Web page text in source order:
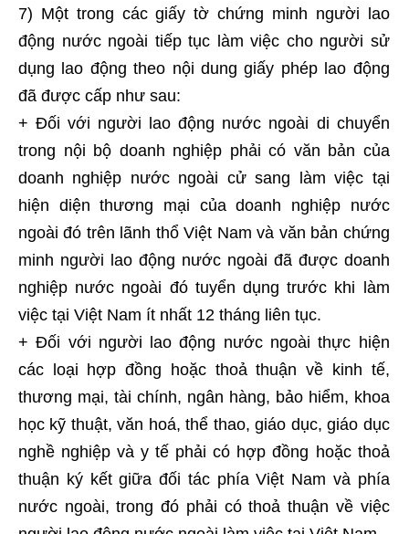
7) Một trong các giấy tờ chứng minh người lao
động nước ngoài tiếp tục làm việc cho người sử
dụng lao động theo nội dung giấy phép lao động
đã được cấp như sau:
+ Đối với người lao động nước ngoài di chuyển
trong nội bộ doanh nghiệp phải có văn bản của
doanh nghiệp nước ngoài cử sang làm việc tại
hiện diện thương mại của doanh nghiệp nước
ngoài đó trên lãnh thổ Việt Nam và văn bản chứng
minh người lao động nước ngoài đã được doanh
nghiệp nước ngoài đó tuyển dụng trước khi làm
việc tại Việt Nam ít nhất 12 tháng liên tục.
+ Đối với người lao động nước ngoài thực hiện
các loại hợp đồng hoặc thoả thuận về kinh tế,
thương mại, tài chính, ngân hàng, bảo hiểm, khoa
học kỹ thuật, văn hoá, thể thao, giáo dục, giáo dục
nghề nghiệp và y tế phải có hợp đồng hoặc thoả
thuận ký kết giữa đối tác phía Việt Nam và phía
nước ngoài, trong đó phải có thoả thuận về việc